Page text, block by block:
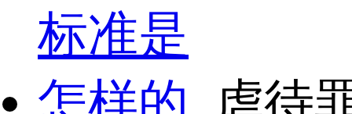
虐待